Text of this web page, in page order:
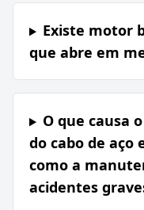
Existe motor
que abre em
O que causa
do cabo de aço
como a
acidentes